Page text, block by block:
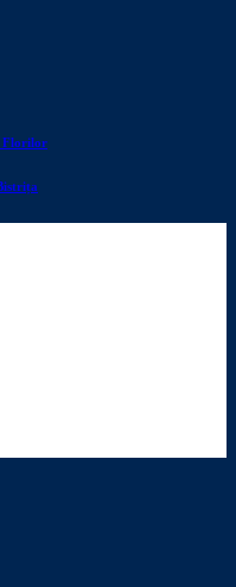
Florilor